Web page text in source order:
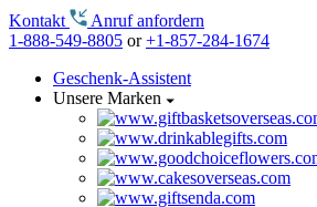
Kontakt
Anruf anfordern
1-888-549-8805 or+1-857-284-1674
Geschenk-Assistent
Unsere Marken